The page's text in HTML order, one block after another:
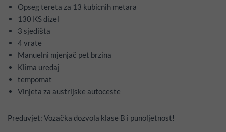
Opseg tereta za 13 kubicnih metara
130 KS dizel
3 sjedišta
4 vrate
Manuelni mjenjač pet brzina
Klima uređaj
tempomat
Vinjeta za austrijske autoceste
Preduvjet: Vozačka dozvola klase B i punoljetnost!